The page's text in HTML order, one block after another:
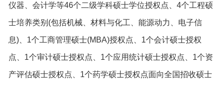
仪器、会计学等46个二级学科硕士学位授权点、4个工程硕
士培养类别(包括机械、材料与化工、能源动力、电子信
息)、1个工商管理硕士(MBA)授权点、1个会计硕士授权
点、1个审计硕士授权点、1个应用统计硕士授权点、1个资
产评估硕士授权点、1个药学硕士授权点面向全国招收硕士